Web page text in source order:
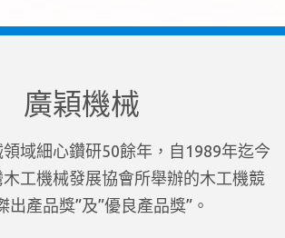
廣穎機械
域細心鑽研50餘年，自1989年迄今
工機械發展協會所舉辦的木工機競
出產品獎”及”優良產品獎”。